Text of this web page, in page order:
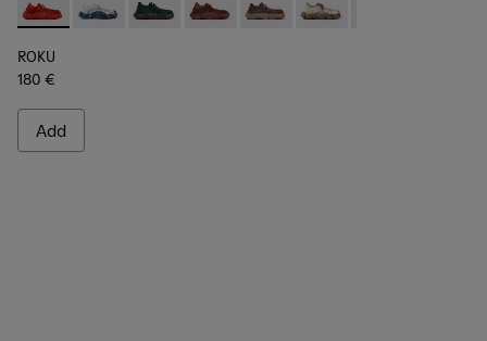
ROKU - K100953-002 - Red Sneaker for Men
ROKU - K100953-014 - Multicolor Textile Sneakers for
ROKU - K100953-012 - Green Sneaker for Men
ROKU - K100953-010 - Burgundy
ROKU - K100953-009 - Brown/
ROKU - K100953-008 -
ROKU
180 €
Add